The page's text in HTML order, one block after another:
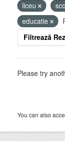
liceu
educatie
Filtrează
Please try
You can also